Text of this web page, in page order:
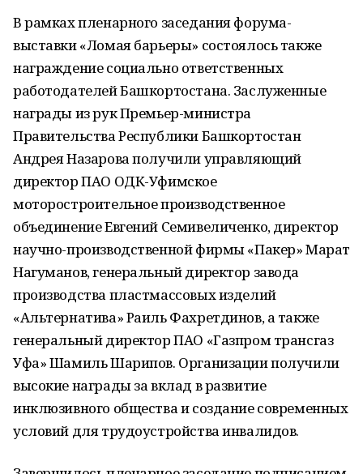
В рамках пленарного заседания форума-
выставки «Ломая барьеры» состоялось также
награждение социально ответственных
работодателей Башкортостана. Заслуженные
награды из рук Премьер-министра
Правительства Республики Башкортостан
Андрея Назарова получили управляющий
директор ПАО ОДК-Уфимское
моторостроительное производственное
объединение Евгений Семивеличенко, директор
научно-производственной фирмы «Пакер» Марат
Нагуманов, генеральный директор завода
производства пластмассовых изделий
«Альтернатива» Раиль Фахретдинов, а также
генеральный директор ПАО «Газпром трансгаз
Уфа» Шамиль Шарипов. Организации получили
высокие награды за вклад в развитие
инклюзивного общества и создание современных
условий для трудоустройства инвалидов.